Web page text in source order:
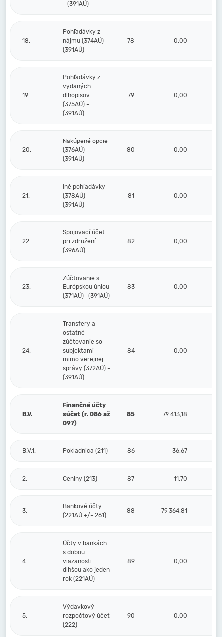
- (391AÚ)
18.
Pohľadávky z
nájmu (374AÚ) -
(391AÚ)
78 0,00
19.
Pohľadávky z
vydaných
dlhopisov
(375AÚ) -
(391AÚ)
79 0,00
20.
Nakúpené opcie
(376AÚ) -
(391AÚ)
80 0,00
21.
Iné pohľadávky
(378AÚ) -
(391AÚ)
81 0,00
22.
Spojovací účet
pri združení
(396AÚ)
82 0,00
23.
Zúčtovanie s
Európskou úniou
(371AÚ)- (391AÚ)
83 0,00
24.
Transfery a
ostatné
zúčtovanie so
subjektami
mimo verejnej
správy (372AÚ) -
(391AÚ)
84 0,00
B.V.
Finančné účty
súčet (r. 086 až
097)
85 79 413,18
B.V.1. Pokladnica (211) 86 36,67
2. Ceniny (213) 87 11,70
3.
Bankové účty
(221AÚ +/- 261)
88 79 364,81
4.
Účty v bankách
s dobou
viazanosti
dlhšou ako jeden
rok (221AÚ)
89 0,00
5.
Výdavkový
rozpočtový účet
(222)
90 0,00